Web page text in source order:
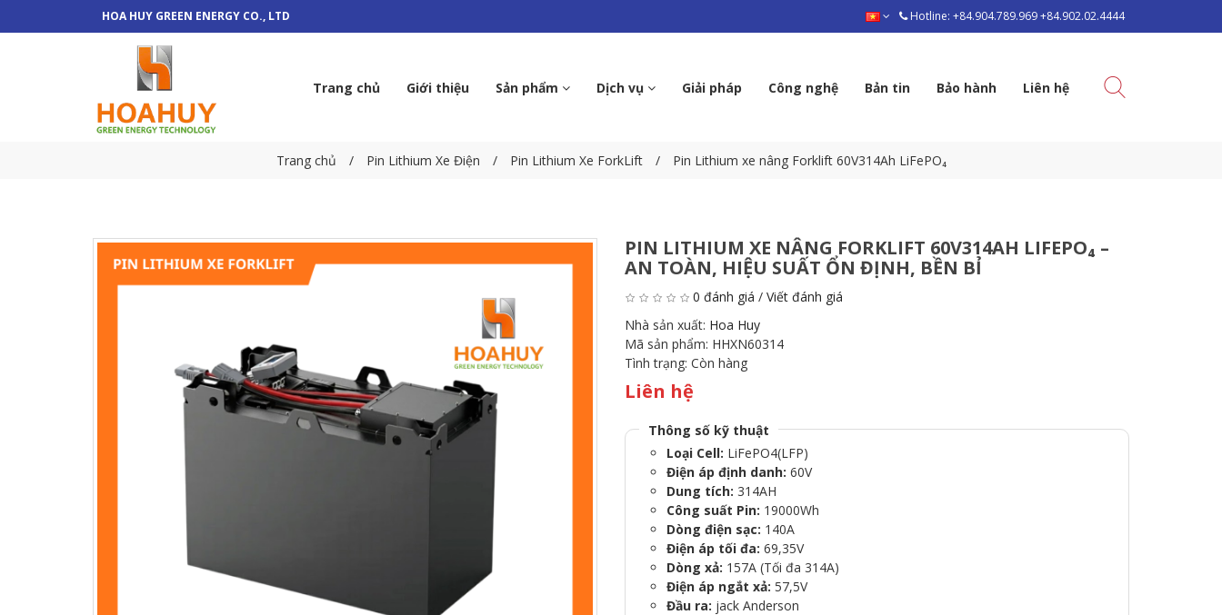
HOA HUY GREEN ENERGY CO., LTD Hotline: +84.904.789.969 +84.902.02.4444
Trang chủ Giới thiệu Sản phẩm Dịch vụ Giải pháp Công nghệ Bản tin Bảo hành Liên hệ
Trang chủ Pin Lithium Xe Điện Pin Lithium Xe ForkLift Pin Lithium xe nâng Forklift 60V314Ah LiFePO₄
PIN LITHIUM XE NÂNG FORKLIFT 60V314AH LIFEPO₄ –
AN TOÀN, HIỆU SUẤT ỔN ĐỊNH, BỀN BỈ
0 đánh giá / Viết đánh giá
Nhà sản xuất: Hoa Huy
Mã sản phẩm: HHXN60314
Tình trạng: Còn hàng
Liên hệ
Thông số kỹ thuật
Loại Cell: LiFePO4(LFP)
Điện áp định danh: 60V
Dung tích: 314AH
Công suất Pin: 19000Wh
Dòng điện sạc: 140A
Điện áp tối đa: 69,35V
Dòng xả: 157A (Tối đa 314A)
Điện áp ngắt xả: 57,5V
Đầu ra: jack Anderson